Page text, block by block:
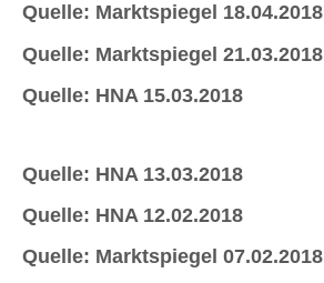
Quelle: Marktspiegel 18.04.2018
Quelle: Marktspiegel 21.03.2018
Quelle: HNA 15.03.2018
Quelle: HNA 13.03.2018
Quelle: HNA 12.02.2018
Quelle: Marktspiegel 07.02.2018